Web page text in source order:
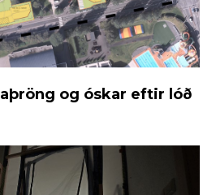
og óskar eftir lóð